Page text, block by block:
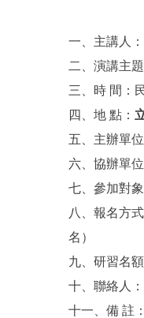
一、主講人
二、演講主題
三、時 間：
四、地 點：
五、主辦單
六、協辦單
七、參加對象
八、報名方
名）
九、研習名
十、聯絡人
十一、備 註：